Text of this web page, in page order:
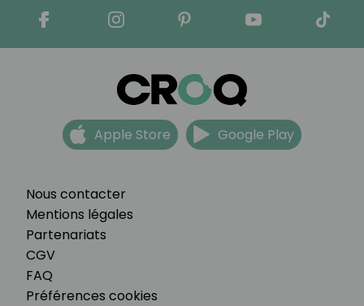
Nous contacter
Mentions légales
Partenariats
CGV
FAQ
Préférences cookies
Apple Store Google Play